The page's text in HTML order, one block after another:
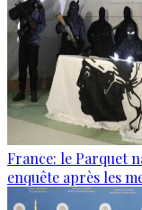
France: le Parquet
enquête après les